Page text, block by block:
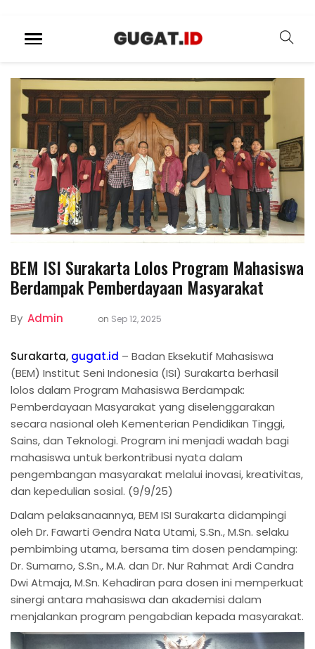
BEM ISI Surakarta Lolos Program Mahasiswa
Berdampak Pemberdayaan Masyarakat
By Admin on Sep 12, 2025
Surakarta, gugat.id – Badan Eksekutif Mahasiswa
(BEM) Institut Seni Indonesia (ISI) Surakarta berhasil
lolos dalam Program Mahasiswa Berdampak:
Pemberdayaan Masyarakat yang diselenggarakan
secara nasional oleh Kementerian Pendidikan Tinggi,
Sains, dan Teknologi. Program ini menjadi wadah bagi
mahasiswa untuk berkontribusi nyata dalam
pengembangan masyarakat melalui inovasi, kreativitas,
dan kepedulian sosial. (9/9/25)
Dalam pelaksanaannya, BEM ISI Surakarta didampingi
oleh Dr. Fawarti Gendra Nata Utami, S.Sn., M.Sn. selaku
pembimbing utama, bersama tim dosen pendamping:
Dr. Sumarno, S.Sn., M.A. dan Dr. Nur Rahmat Ardi Candra
Dwi Atmaja, M.Sn. Kehadiran para dosen ini memperkuat
sinergi antara mahasiswa dan akademisi dalam
menjalankan program pengabdian kepada masyarakat.